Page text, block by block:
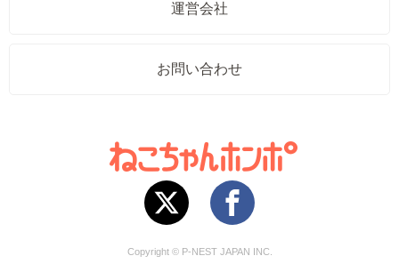
運営会社
お問い合わせ
Copyright © P-NEST JAPAN INC.